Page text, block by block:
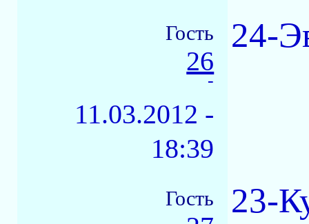
Гость
26
-
11.03.2012 -
18:39
24-
Гость
23-